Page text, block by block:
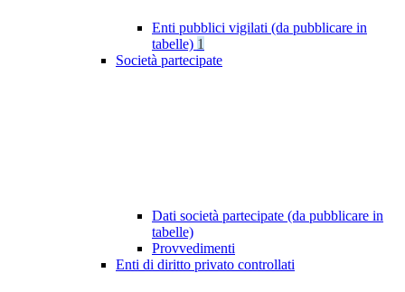
Enti pubblici vigilati (da pubblicare in
tabelle) 1
Società partecipate
Dati società partecipate (da pubblicare in
tabelle)
Provvedimenti
Enti di diritto privato controllati